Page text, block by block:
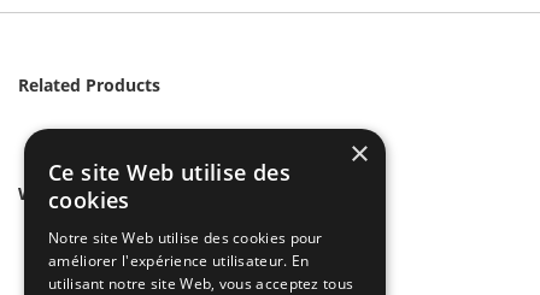
Related Products
We found other products you might like!
×
Ce site Web utilise des
cookies
Notre site Web utilise des cookies pour
améliorer l'expérience utilisateur. En
utilisant notre site Web, vous acceptez tous